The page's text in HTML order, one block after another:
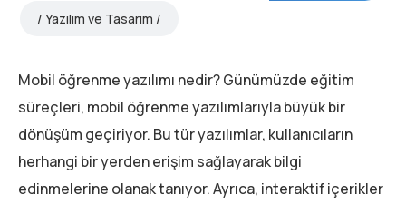
Yazılım ve Tasarım
Mobil öğrenme yazılımı nedir? Günümüzde eğitim
süreçleri, mobil öğrenme yazılımlarıyla büyük bir
dönüşüm geçiriyor. Bu tür yazılımlar, kullanıcıların
herhangi bir yerden erişim sağlayarak bilgi
edinmelerine olanak tanıyor. Ayrıca, interaktif içerikler